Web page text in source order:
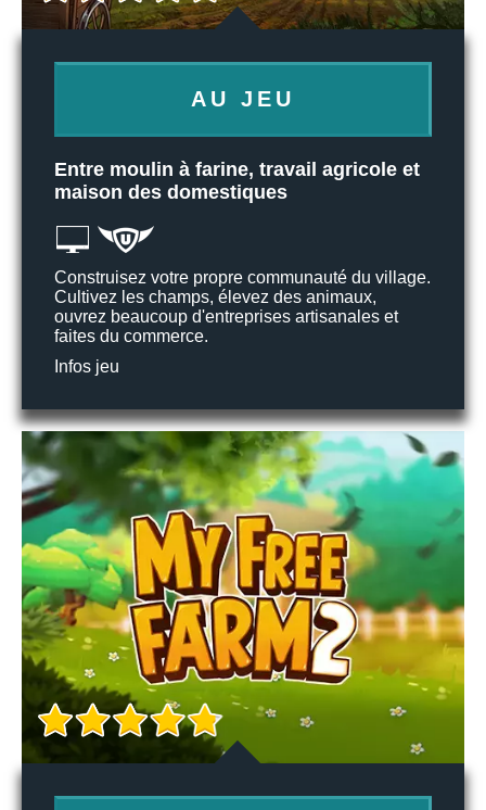
AU JEU
Entre moulin à farine, travail agricole et
maison des domestiques
Construisez votre propre communauté du village.
Cultivez les champs, élevez des animaux,
ouvrez beaucoup d'entreprises artisanales et
faites du commerce.
Infos jeu